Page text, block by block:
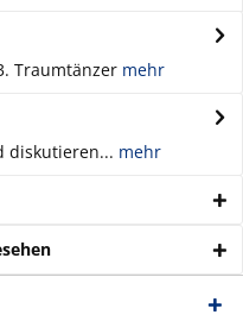
Traumtänzer mehr
diskutieren... mehr